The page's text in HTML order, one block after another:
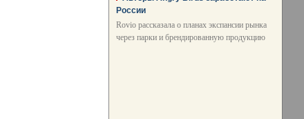
России
Rovio рассказала о планах экспансии рынка
через парки и брендированную продукцию